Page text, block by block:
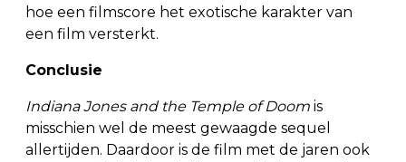
hoe een filmscore het exotische karakter van
een film versterkt.
Conclusie
Indiana Jones and the Temple of Doom is
misschien wel de meest gewaagde sequel
allertijden. Daardoor is de film met de jaren ook